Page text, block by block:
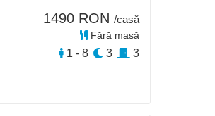
1490 RON /casă
Fără masă
1 - 8 3 3